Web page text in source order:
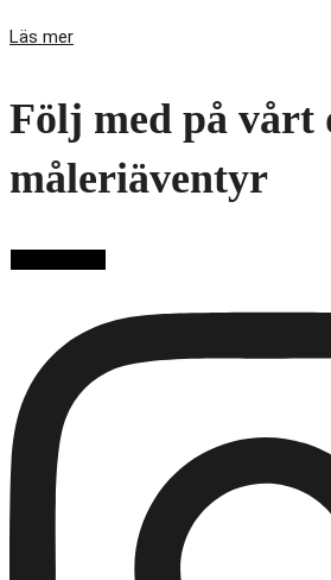
Läs mer
Följ med på vårt
måleriäventyr